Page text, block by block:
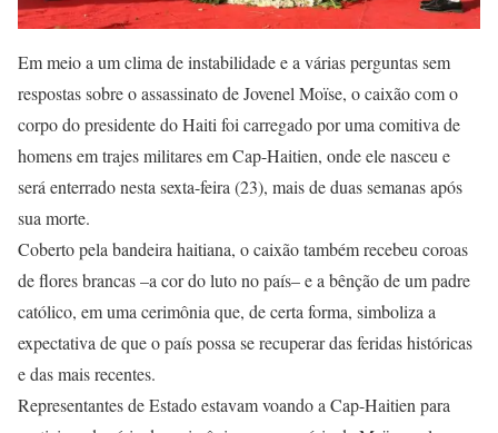
Em meio a um clima de instabilidade e a várias perguntas sem
respostas sobre o assassinato de Jovenel Moïse, o caixão com o
corpo do presidente do Haiti foi carregado por uma comitiva de
homens em trajes militares em Cap-Haitien, onde ele nasceu e
será enterrado nesta sexta-feira (23), mais de duas semanas após
sua morte.
Coberto pela bandeira haitiana, o caixão também recebeu coroas
de flores brancas –a cor do luto no país– e a bênção de um padre
católico, em uma cerimônia que, de certa forma, simboliza a
expectativa de que o país possa se recuperar das feridas históricas
e das mais recentes.
Representantes de Estado estavam voando a Cap-Haitien para